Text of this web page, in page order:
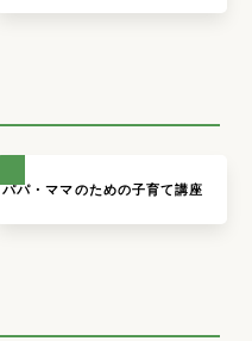
パパ・ママのための子育て講座